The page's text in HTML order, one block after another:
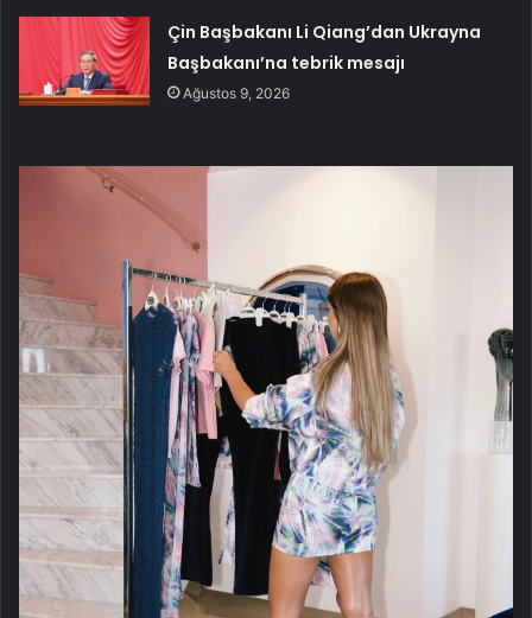
Çin Başbakanı Li Qiang’dan Ukrayna
Başbakanı’na tebrik mesajı
Ağustos 9, 2026